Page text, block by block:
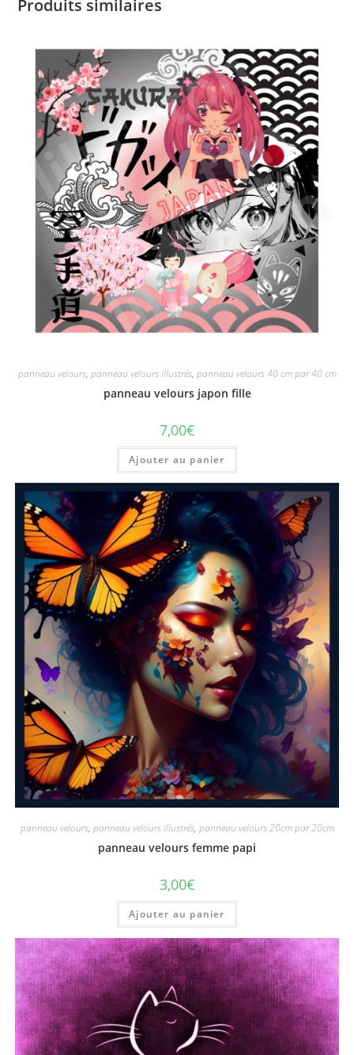
Produits similaires
panneau velours, panneau velours illustrés, panneau velours 40 cm par 40 cm
panneau velours japon fille
7,00€
Ajouter au panier
panneau velours, panneau velours illustrés, panneau velours 20cm par 20cm
panneau velours femme papi
3,00€
Ajouter au panier